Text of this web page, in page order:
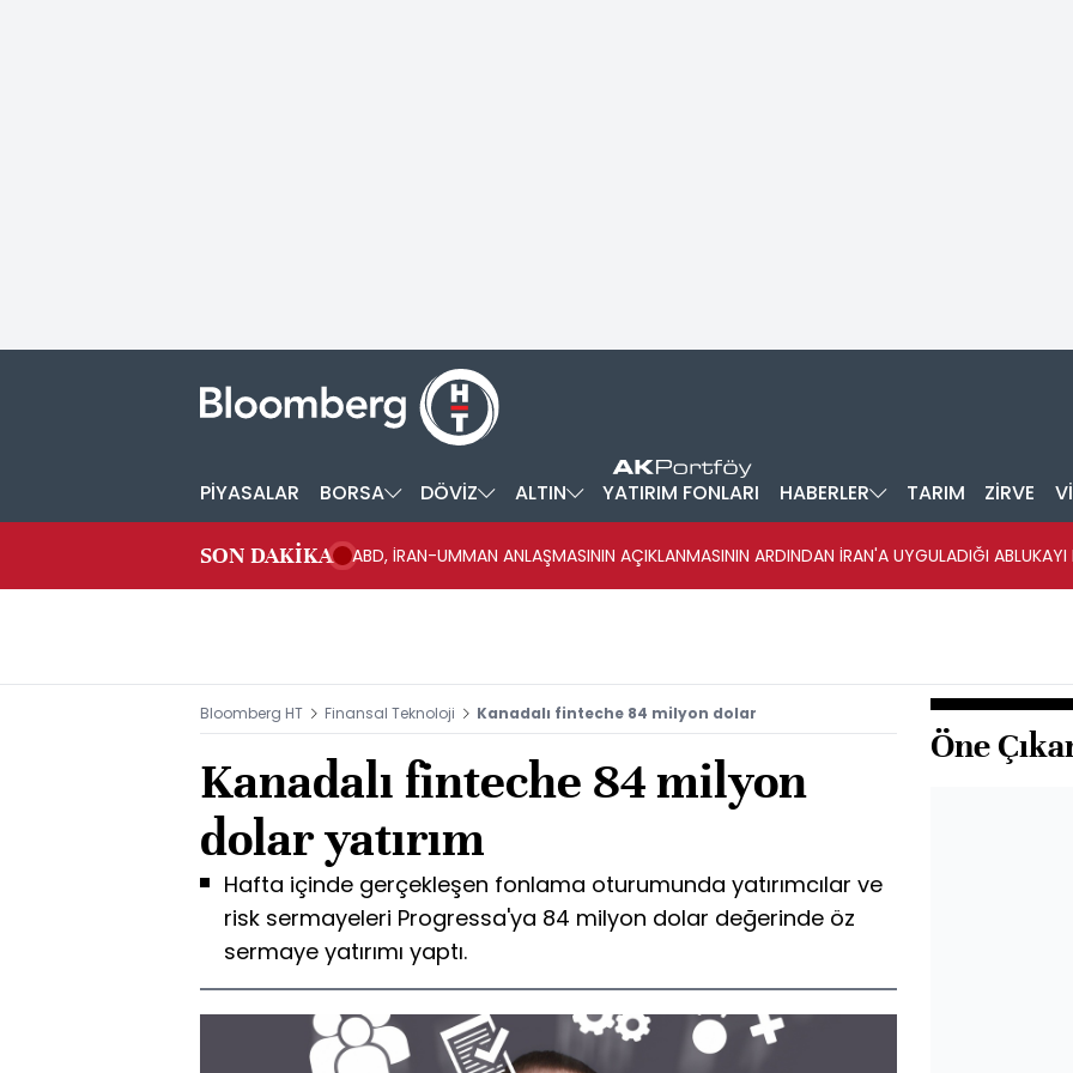
PİYASALAR BORSA DÖVİZ ALTIN YATIRIM FONLARI HABERLER TARIM ZİRVE
SON DAKİKA ABD, İRAN-UMMAN ANLAŞMASININ AÇIKLANMASININ ARDINDAN İRAN'A UYGULADIĞI ABLUKAYI
Bloomberg HT Finansal Teknoloji Kanadalı finteche 84 milyon dolar
Kanadalı finteche 84 milyon
dolar yatırım
Hafta içinde gerçekleşen fonlama oturumunda yatırımcılar ve
risk sermayeleri Progressa'ya 84 milyon dolar değerinde öz
sermaye yatırımı yaptı.
Öne